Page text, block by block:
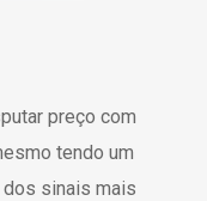
preço com
tendo um
sinais mais